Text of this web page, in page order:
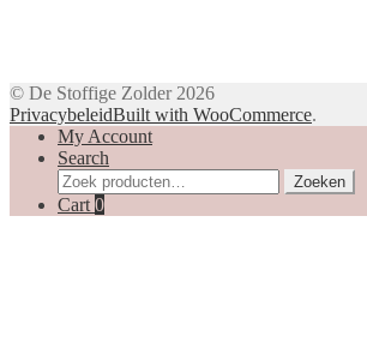
© De Stoffige Zolder 2026
PrivacybeleidBuilt with WooCommerce.
My Account
Search
Zoeken
naar:
Zoeken
Cart 0